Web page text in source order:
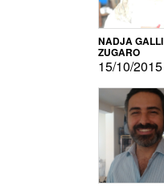
NADJA GALLI
ZUGARO
15/10/2015